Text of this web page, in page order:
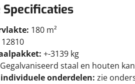
Specificaties
180 m²
12810
+-3139 kg
Gegalvaniseerd staal en houten
onderdelen: zie